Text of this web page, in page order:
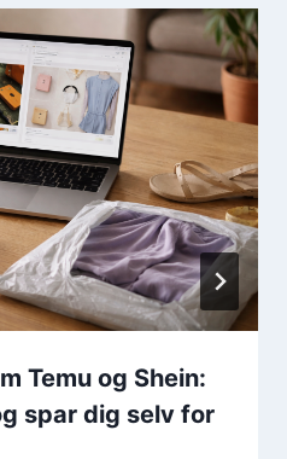
Temu og Shein:
spar dig selv for